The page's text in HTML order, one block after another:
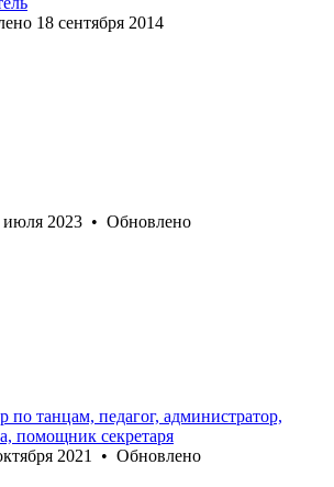
18 сентября 2014
июля 2023 • Обновлено
по танцам, педагог, администратор,
помощник секретаря
2021 • Обновлено